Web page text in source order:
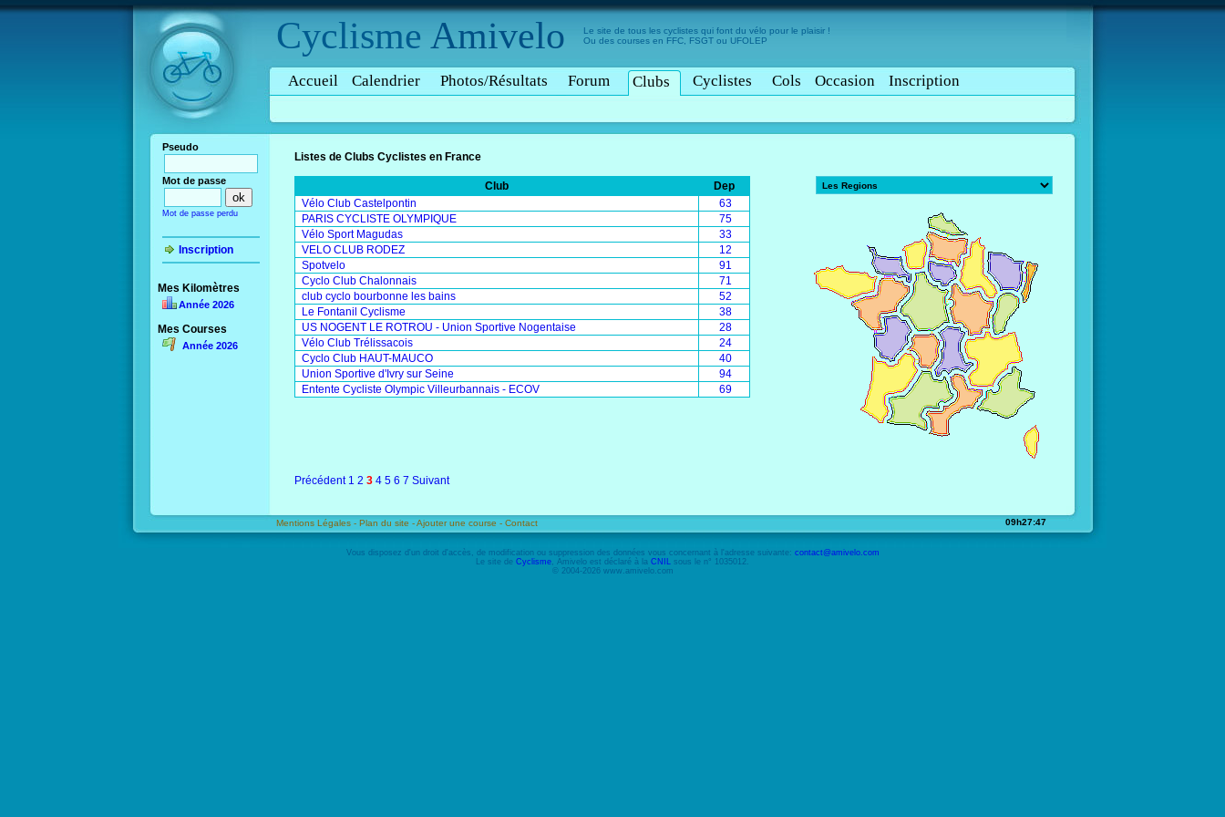
Cyclisme Amivelo
Le site de tous les cyclistes qui font du vélo pour le plaisir !
Ou des courses en FFC, FSGT ou UFOLEP
Accueil Calendrier Photos/Résultats Forum Clubs Cyclistes Cols Occasion Inscription
Pseudo
Mot de passe
Mot de passe perdu
Inscription
Mes Kilomètres
Année 2026
Mes Courses
Année 2026
Listes de Clubs Cyclistes en France
Club
Dep
Vélo Club Castelpontin
63
PARIS CYCLISTE OLYMPIQUE
75
Vélo Sport Magudas
33
VELO CLUB RODEZ
12
Spotvelo
91
Cyclo Club Chalonnais
71
club cyclo bourbonne les bains
52
Le Fontanil Cyclisme
38
US NOGENT LE ROTROU - Union Sportive Nogentaise
28
Vélo Club Trélissacois
24
Cyclo Club HAUT-MAUCO
40
Union Sportive d'Ivry sur Seine
94
Entente Cycliste Olympic Villeurbannais - ECOV
69
Précédent 1 2 3 4 5 6 7 Suivant
Mentions Légales - Plan du site -Ajouter une course - Contact 09h27:47
Vous disposez d'un droit d'accès, de modification ou suppression des données vous concernant à l'adresse suivante: contact@amivelo.com
Le site de Cyclisme, Amivelo est déclaré à la CNIL sous le n° 1035012.
© 2004-2026 www.amivelo.com